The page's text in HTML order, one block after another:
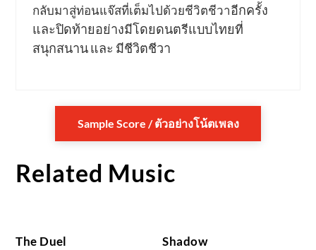
กลับมาสู่ท่อนแจ๊สที่เต็มไปด้วยชีวิตชีวาอีกครั้ง
และปิดท้ายอย่างมีโดยดนตรีแบบไทยที่
สนุกสนาน และ มีชีวิตชีวา
Sample Score / ตัวอย่างโน้ตเพลง
Related Music
The Duel Shadow